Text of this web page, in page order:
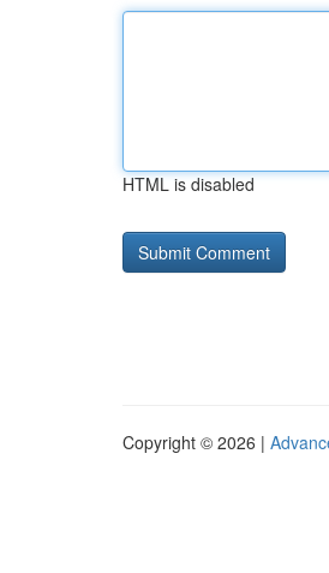
HTML is disabled
Copyright © 2026 |